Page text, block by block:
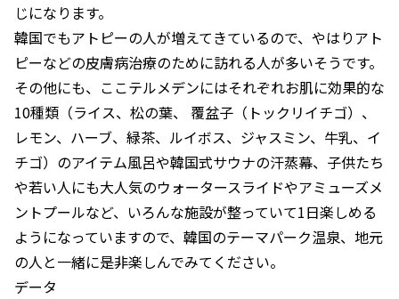
じになります。
韓国でもアトピーの人が増えてきているので、やはりアト
ピーなどの皮膚病治療のために訪れる人が多いそうです。
その他にも、ここテルメデンにはそれぞれお肌に効果的な
10種類（ライス、松の葉、 覆盆子（トックリイチゴ）、
レモン、ハーブ、緑茶、ルイボス、ジャスミン、牛乳、イ
チゴ）のアイテム風呂や韓国式サウナの汗蒸幕、子供たち
や若い人にも大人気のウォータースライドやアミューズメ
ントプールなど、いろんな施設が整っていて1日楽しめる
ようになっていますので、韓国のテーマパーク温泉、地元
の人と一緒に是非楽しんでみてください。
データ